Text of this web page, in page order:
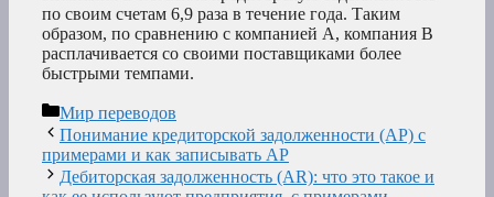
по своим счетам 6,9 раза в течение года. Таким
образом, по сравнению с компанией A, компания B
расплачивается со своими поставщиками более
быстрыми темпами.
Рубрики
Мир переводов
Понимание кредиторской задолженности (AP) с
примерами и как записывать AP
Дебиторская задолженность (AR): что это такое и